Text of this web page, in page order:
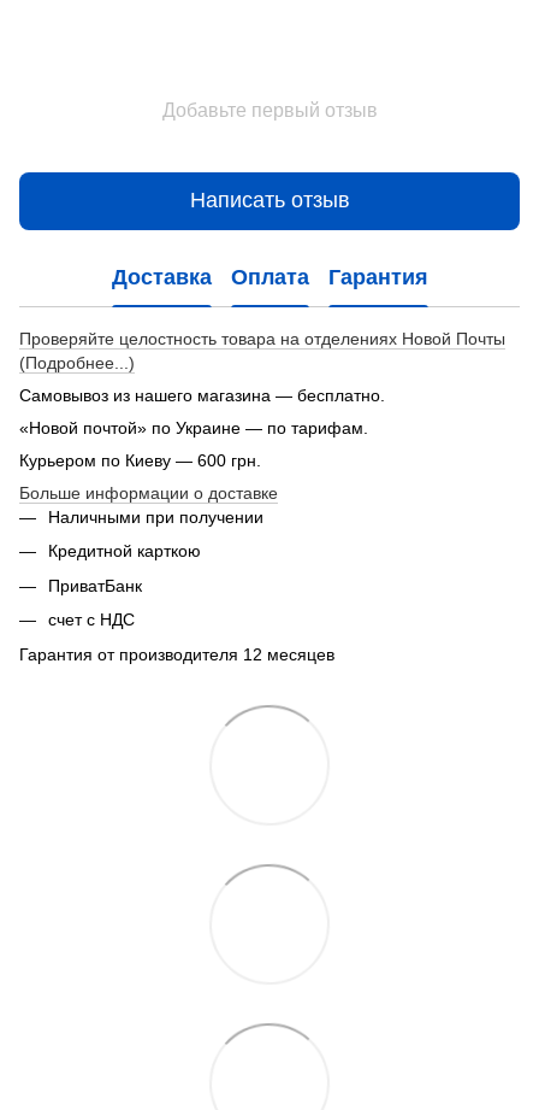
Добавьте первый отзыв
Написать отзыв
Доставка Оплата Гарантия
Проверяйте целостность товара на отделениях Новой Почты
(Подробнее...)
Самовывоз из нашего магазина — бесплатно.
«Новой почтой» по Украине — по тарифам.
Курьером по Киеву — 600 грн.
Больше информации о доставке
Наличными при получении
Кредитной карткою
ПриватБанк
счет с НДС
Гарантия от производителя 12 месяцев